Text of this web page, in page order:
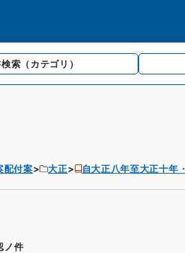
索 （カテゴリ）
配付案 大正 自大正八年至大正十年
ノ件